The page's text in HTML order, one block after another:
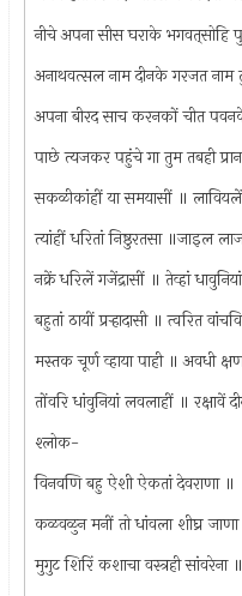
नीचे अपना सीस घराके भगवत्‌सोहि
अनाथवत्सल नाम दीनके गरजत नाम
अपना बीरद साच करनकों चीत
पाछे त्यजकर पहुंचे गा तुम तबही
सकळीकांहीं या समयासीं ॥
त्यांहीं धरितां निष्ठुरतसा ॥जाइल
नक्रें धरिलें गजेंद्रासीं ॥ तेव्हां
बहुतां ठायीं प्रर्‍हादासी ॥ त्वरित
मस्तक चूर्ण व्हाया पाही ॥ अवधी
तोंवरि धांवुनियां लवलाहीं ॥ रक्षावें
श्‍लोक-
विनवणि बहु ऐशी ऐकतां देवराणा ॥
कळवळुन मनीं तो धांवला शीघ्र
मुगुट शिरिं कशाचा वस्त्रही सांवरेना ॥